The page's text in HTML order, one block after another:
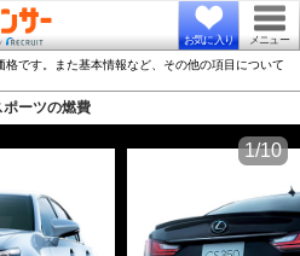
お気に入り メニュー
です。また基本情報など、その他の項目について
ポーツの燃費
1/10